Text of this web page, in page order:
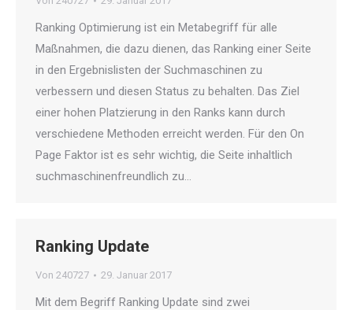
Ranking Optimierung ist ein Metabegriff für alle
Maßnahmen, die dazu dienen, das Ranking einer Seite
in den Ergebnislisten der Suchmaschinen zu
verbessern und diesen Status zu behalten. Das Ziel
einer hohen Platzierung in den Ranks kann durch
verschiedene Methoden erreicht werden. Für den On
Page Faktor ist es sehr wichtig, die Seite inhaltlich
suchmaschinenfreundlich zu…
Ranking Update
Von 240727 29. Januar 2017
Mit dem Begriff Ranking Update sind zwei